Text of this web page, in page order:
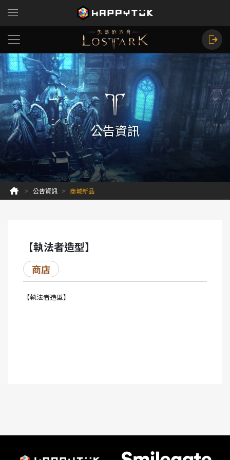
公告資訊
公告資訊 商城新品
【執法者造型】
商店
【執法者造型】